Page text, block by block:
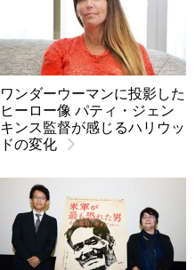
ワンダーウーマンに投影した
ヒーロー像 パティ・ジェン
キンス監督が感じるハリウッ
ドの変化